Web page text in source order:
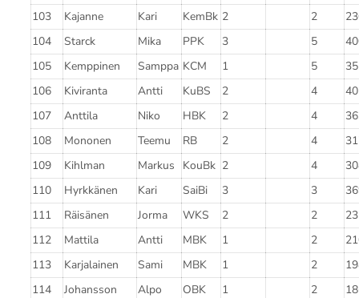
103
Kajanne Kari KemBk 2 2
104
Starck Mika PPK 3 5
105
Kemppinen Samppa KCM 1 5
106
Kiviranta Antti KuBS 2 4
107
Anttila Niko HBK 2 4
108
Mononen Teemu RB 2 4
109
Kihlman Markus KouBk 2 4
110
Hyrkkänen Kari SaiBi 3 3
111
Räisänen Jorma WKS 2 2
112
Mattila Antti MBK 1 2
113
Karjalainen Sami MBK 1 2
114
Johansson Alpo OBK 1 2